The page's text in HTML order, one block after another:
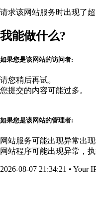
请求该网站服务时出现了超
我能做什么?
如果您是该网站的访问者:
请您稍后再试。
您提交的内容可能过多。
如果您是该网站的管理者:
网站服务可能出现异常出现
网站程序可能出现异常，执
2026-08-07 21:34:21 • Your